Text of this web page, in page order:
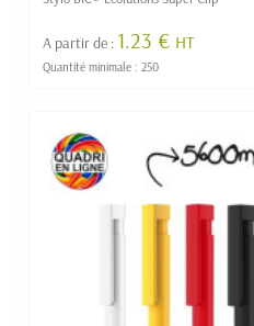
A partir de : 1.23 € HT
Quantité minimale : 250